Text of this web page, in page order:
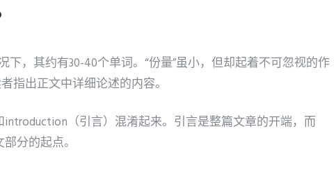
下，其约有30-40个单词。“份量”虽小，但却起着不可忽视的作
指出正文中详细论述的内容。
（引言）混淆起来。引言是整篇文章的开端，而
分的起点。